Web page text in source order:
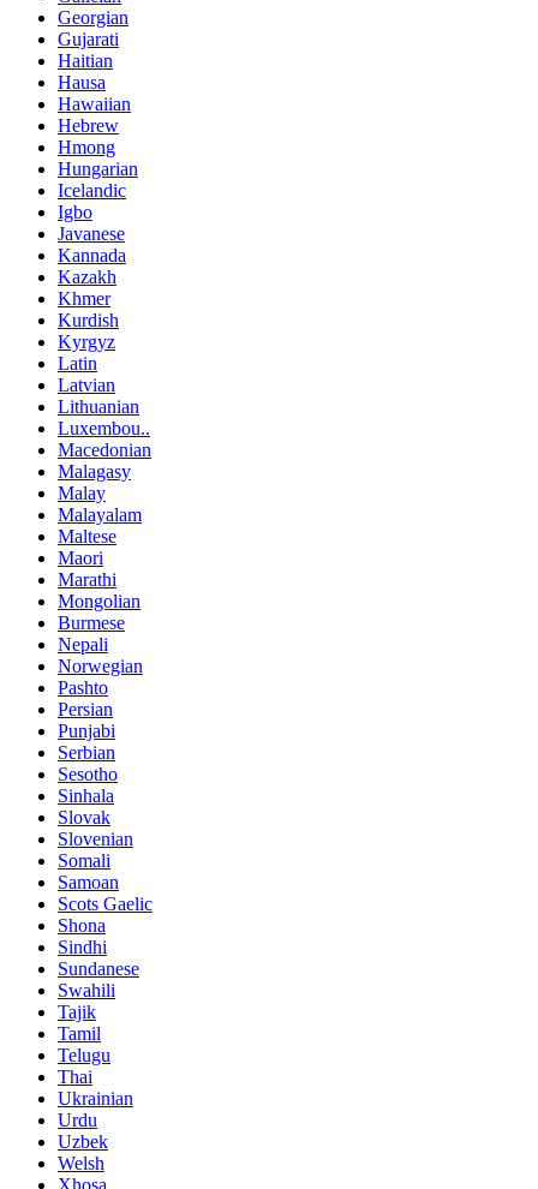
Georgian
Gujarati
Haitian
Hausa
Hawaiian
Hebrew
Hmong
Hungarian
Icelandic
Igbo
Javanese
Kannada
Kazakh
Khmer
Kurdish
Kyrgyz
Latin
Latvian
Lithuanian
Luxembou..
Macedonian
Malagasy
Malay
Malayalam
Maltese
Maori
Marathi
Mongolian
Burmese
Nepali
Norwegian
Pashto
Persian
Punjabi
Serbian
Sesotho
Sinhala
Slovak
Slovenian
Somali
Samoan
Scots Gaelic
Shona
Sindhi
Sundanese
Swahili
Tajik
Tamil
Telugu
Thai
Ukrainian
Urdu
Uzbek
Welsh